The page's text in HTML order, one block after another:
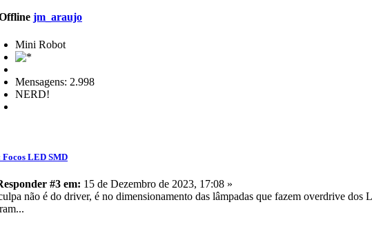
jm_araujo
Mini Robot
Mensagens: 2.998
NERD!
Focos LED SMD
#3 em: 15 de Dezembro de 2023, 17:08 »
não é do driver, é no dimensionamento das lâmpadas que fazem overdrive